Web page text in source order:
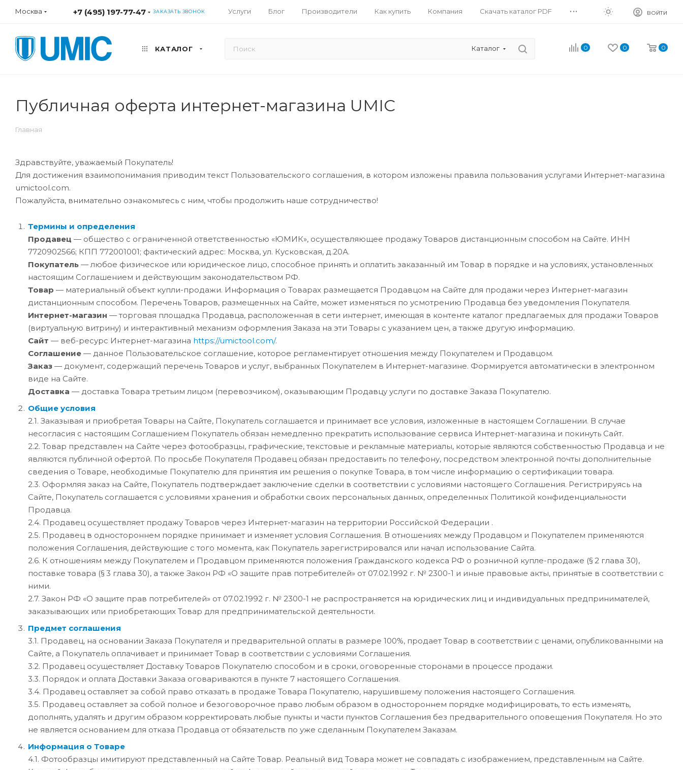
Москва +7 (495) 197-77-47 ЗАКАЗАТЬ ЗВОНОК Услуги Блог Производители Как купить Компания Скачать каталог PDF ... ВОЙТИ
КАТАЛОГ Каталог 0 0 0
Публичная оферта интернет-магазина UMIC
Главная
Здравствуйте, уважаемый Покупатель!
Для достижения взаимопонимания приводим текст Пользовательского соглашения, в котором изложены правила пользования услугами Интернет-магазина
umictool.com.
Пожалуйста, внимательно ознакомьтесь с ним, чтобы продолжить наше сотрудничество!
Термины и определения
Продавец — общество с ограниченной ответственностью «ЮМИК», осуществляющее продажу Товаров дистанционным способом на Сайте. ИНН
7720902566; КПП 772001001; фактический адрес: Москва, ул. Кусковская, д.20А.
Покупатель — любое физическое или юридическое лицо, способное принять и оплатить заказанный им Товар в порядке и на условиях, установленных
настоящим Соглашением и действующим законодательством РФ.
Товар — материальный объект купли-продажи. Информация о Товарах размещается Продавцом на Сайте для продажи через Интернет-магазин
дистанционным способом. Перечень Товаров, размещенных на Сайте, может изменяться по усмотрению Продавца без уведомления Покупателя.
Интернет-магазин — торговая площадка Продавца, расположенная в сети интернет, имеющая в контенте каталог предлагаемых для продажи Товаров
(виртуальную витрину) и интерактивный механизм оформления Заказа на эти Товары с указанием цен, а также другую информацию.
Сайт — веб-ресурс Интернет-магазина https://umictool.com/.
Соглашение — данное Пользовательское соглашение, которое регламентирует отношения между Покупателем и Продавцом.
Заказ — документ, содержащий перечень Товаров и услуг, выбранных Покупателем в Интернет-магазине. Формируется автоматически в электронном
виде на Сайте.
Доставка — доставка Товара третьим лицом (перевозчиком), оказывающим Продавцу услуги по доставке Заказа Покупателю.
Общие условия
2.1. Заказывая и приобретая Товары на Сайте, Покупатель соглашается и принимает все условия, изложенные в настоящем Соглашении. В случае
несогласия с настоящим Соглашением Покупатель обязан немедленно прекратить использование сервиса Интернет-магазина и покинуть Сайт.
2.2. Товар представлен на Сайте через фотообразцы, графические, текстовые и рекламные материалы, которые являются собственностью Продавца и не
являются публичной офертой. По просьбе Покупателя Продавец обязан предоставить по телефону, посредством электронной почты дополнительные
сведения о Товаре, необходимые Покупателю для принятия им решения о покупке Товара, в том числе информацию о сертификации товара.
2.3. Оформляя заказ на Сайте, Покупатель подтверждает заключение сделки в соответствии с условиями настоящего Соглашения. Регистрируясь на
Сайте, Покупатель соглашается с условиями хранения и обработки своих персональных данных, определенных Политикой конфиденциальности
Продавца.
2.4. Продавец осуществляет продажу Товаров через Интернет-магазин на территории Российской Федерации .
2.5. Продавец в одностороннем порядке принимает и изменяет условия Соглашения. В отношениях между Продавцом и Покупателем применяются
положения Соглашения, действующие с того момента, как Покупатель зарегистрировался или начал использование Сайта.
2.6. К отношениям между Покупателем и Продавцом применяются положения Гражданского кодекса РФ о розничной купле-продаже (§ 2 глава 30),
поставке товара (§ 3 глава 30), а также Закон РФ «О защите прав потребителей» от 07.02.1992 г. № 2300-1 и иные правовые акты, принятые в соответствии с
ними.
2.7. Закон РФ «О защите прав потребителей» от 07.02.1992 г. № 2300-1 не распространяется на юридических лиц и индивидуальных предпринимателей,
заказывающих или приобретающих Товар для предпринимательской деятельности.
Предмет соглашения
3.1. Продавец, на основании Заказа Покупателя и предварительной оплаты в размере 100%, продает Товар в соответствии с ценами, опубликованными на
Сайте, а Покупатель оплачивает и принимает Товар в соответствии с условиями Соглашения.
3.2. Продавец осуществляет Доставку Товаров Покупателю способом и в сроки, оговоренные сторонами в процессе продажи.
3.3. Порядок и оплата Доставки Заказа оговариваются в пункте 7 настоящего Соглашения.
3.4. Продавец оставляет за собой право отказать в продаже Товара Покупателю, нарушившему положения настоящего Соглашения.
3.5. Продавец оставляет за собой полное и безоговорочное право любым образом в одностороннем порядке модифицировать, то есть изменять,
дополнять, удалять и другим образом корректировать любые пункты и части пунктов Соглашения без предварительного оповещения Покупателя. Но это
не является основанием для отказа Продавца от обязательств по уже сделанным Покупателем Заказам.
Информация о Товаре
4.1. Фотообразцы имитируют представленный на Сайте Товар. Реальный вид Товара может не совпадать с изображением, представленным на Сайте.